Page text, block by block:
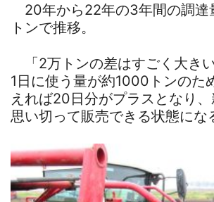
20年から22年の3年間の調達
トンで推移。
「2万トンの差はすごく大き
1日に使う量が約1000トンのた
えれば20日分がプラスとなり
思い切って販売できる状態にな